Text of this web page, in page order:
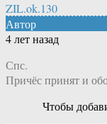
ZIL.ok.130
Автор
4 лет назад
Спс.
Причёс принят и
Чтобы